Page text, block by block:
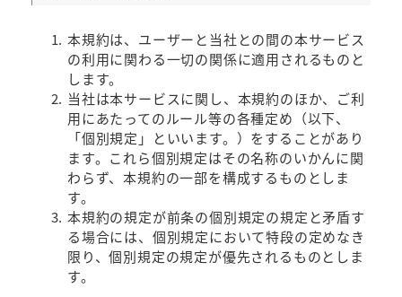
本規約は、ユーザーと当社との間の本サービス
の利用に関わる一切の関係に適用されるものと
します。
当社は本サービスに関し、本規約のほか、ご利
用にあたってのルール等の各種定め（以下、
「個別規定」といいます。）をすることがあり
ます。これら個別規定はその名称のいかんに関
わらず、本規約の一部を構成するものとしま
す。
本規約の規定が前条の個別規定の規定と矛盾す
る場合には、個別規定において特段の定めなき
限り、個別規定の規定が優先されるものとしま
す。